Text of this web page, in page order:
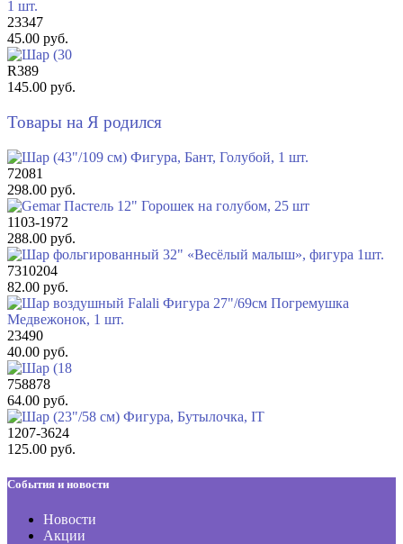
23347
45.00 руб.
R389
145.00 руб.
Товары на Я родился
72081
298.00 руб.
1103-1972
288.00 руб.
7310204
82.00 руб.
23490
40.00 руб.
758878
64.00 руб.
1207-3624
125.00 руб.
События и новости
Новости
Акции